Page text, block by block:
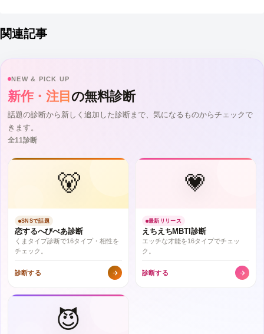
関連記事
NEW & PICK UP
新作・注目 の無料診断
話題の診断から新しく追加した診断まで、気になるものからチェックで
きます。
全11診断
🐻
SNSで話題
恋するへびべあ診断
くまタイプ診断で16タイプ・相性を
チェック。
診断する
💗
最新リリース
えちえちMBTI診断
エッチな才能を16タイプでチェッ
ク。
診断する
😈